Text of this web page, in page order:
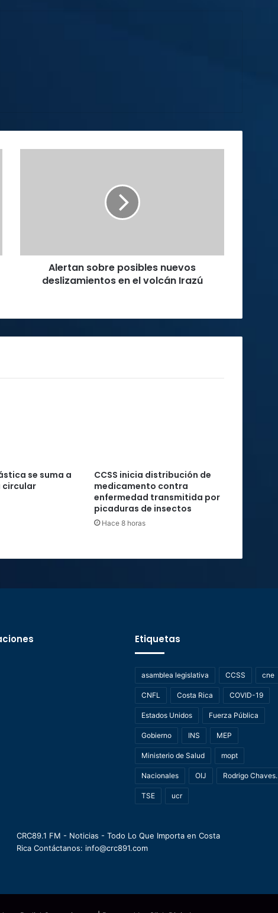
Irazú
Alertan sobre posibles nuevos
deslizamientos en el volcán Irazú
se suma a
circular
CCSS inicia distribución de
medicamento contra
enfermedad transmitida por
picaduras de insectos
Hace 8 horas
Etiquetas
asamblea legislativa CCSS cne
CNFL Costa Rica COVID-19
Estados Unidos Fuerza Pública
Gobierno INS MEP
Ministerio de Salud mopt
Nacionales OIJ Rodrigo Chaves.
TSE ucr
CRC89.1 FM - Noticias - Todo Lo Que Importa en Costa
Rica Contáctanos: info@crc891.com